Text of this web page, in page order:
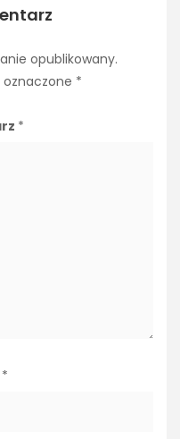
opublikowany.
*
*
*